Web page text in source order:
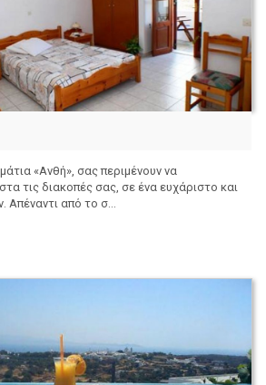
«Ανθή», σας περιμένουν να
τις διακοπές σας, σε ένα ευχάριστο και
Απέναντι από το σ...